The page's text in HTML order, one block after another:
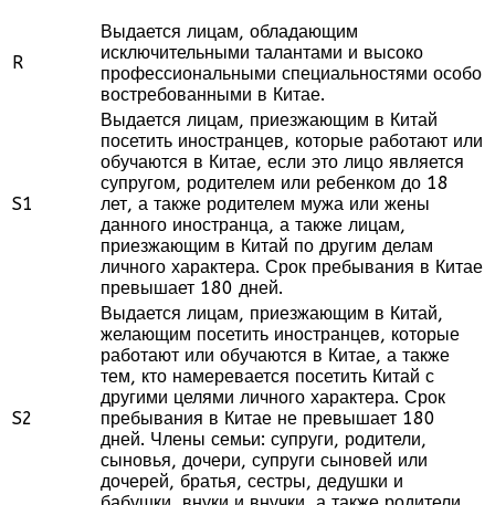
R
Выдается лицам, обладающим
исключительными талантами и высоко
профессиональными специальностями особо
востребованными в Китае.
S1
Выдается лицам, приезжающим в Китай
посетить иностранцев, которые работают или
обучаются в Китае, если это лицо является
супругом, родителем или ребенком до 18
лет, а также родителем мужа или жены
данного иностранца, а также лицам,
приезжающим в Китай по другим делам
личного характера. Срок пребывания в Китае
превышает 180 дней.
S2
Выдается лицам, приезжающим в Китай,
желающим посетить иностранцев, которые
работают или обучаются в Китае, а также
тем, кто намеревается посетить Китай с
другими целями личного характера. Срок
пребывания в Китае не превышает 180
дней. Члены семьи: супруги, родители,
сыновья, дочери, супруги сыновей или
дочерей, братья, сестры, дедушки и